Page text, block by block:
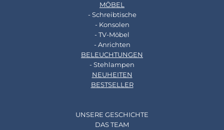
MÖBEL
- Schreibtische
- Konsolen
- TV-Möbel
- Anrichten
BELEUCHTUNGEN
- Stehlampen
NEUHEITEN
BESTSELLER
UNSERE GESCHICHTE
DAS TEAM